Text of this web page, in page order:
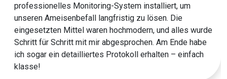
professionelles Monitoring-System installiert, um
unseren Ameisenbefall langfristig zu lösen. Die
eingesetzten Mittel waren hochmodern, und alles wurde
Schritt für Schritt mit mir abgesprochen. Am Ende habe
ich sogar ein detailliertes Protokoll erhalten – einfach
klasse!